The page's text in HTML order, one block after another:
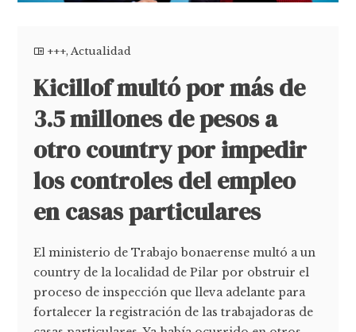
+++,Actualidad
Kicillof multó por más de
3.5 millones de pesos a
otro country por impedir
los controles del empleo
en casas particulares
El ministerio de Trabajo bonaerense multó a un
country de la localidad de Pilar por obstruir el
proceso de inspección que lleva adelante para
fortalecer la registración de las trabajadoras de